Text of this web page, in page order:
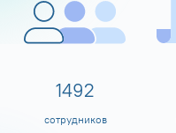
1599
сотрудников